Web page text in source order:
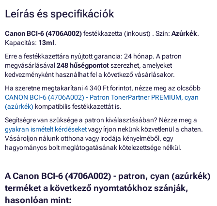
Leírás és specifikációk
Canon BCI-6 (4706A002)festékkazetta (inkoust) . Szín: Azúrkék.
Kapacitás: 13ml.
Erre a festékkazettára nyújtott garancia: 24 hónap. A patron
megvásárlásával248 hűségpontotszerezhet, amelyeket
kedvezményként használhat fel a következő vásárlásakor.
Ha szeretne megtakarítani 4 340 Ft forintot, nézze meg az olcsóbb
CANON BCI-6 (4706A002) - Patron TonerPartner PREMIUM, cyan
(azúrkék) kompatibilis festékkazettát is.
Segítségre van szüksége a patron kiválasztásában? Nézze meg a
gyakran ismételt kérdéseketvagy írjon nekünk közvetlenül a chaten.
Vásároljon nálunk otthona vagy irodája kényelméből, egy
hagyományos bolt meglátogatásának kötelezettsége nélkül.
A Canon BCI-6 (4706A002) - patron, cyan (azúrkék)
terméket a következő nyomtatókhoz szánják,
hasonlóan mint: